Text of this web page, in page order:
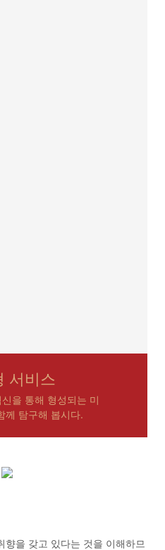
서비스
을 통해 형성되는 미
께 탐구해 봅시다.
향을 갖고 있다는 것을 이해하므